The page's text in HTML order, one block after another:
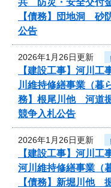
【債務】団地洞 砂
公告
2026年1月26日更新
【建設工事】河川
川維持修繕事業（暮
務】根尾川他 河道
競争入札公告
2026年1月26日更新
【建設工事】河川
河川維持修繕事業（
【債務】新堀川他